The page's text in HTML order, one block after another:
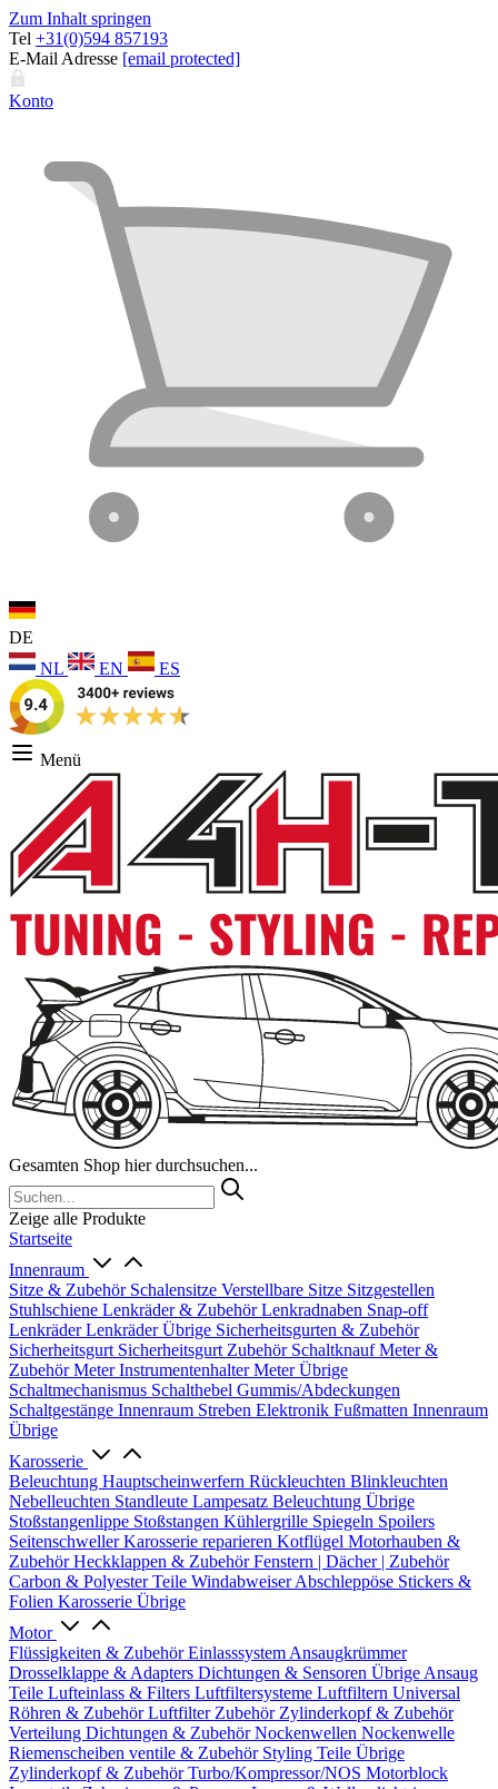
Zum Inhalt springen
Tel +31(0)594 857193
E-Mail Adresse [email protected]
Konto
DE
NL
EN ES
Menü
Gesamten Shop hier durchsuchen...
Zeige alle Produkte
Startseite
Innenraum
Sitze & Zubehör Schalensitze Verstellbare Sitze Sitzgestellen
Stuhlschiene Lenkräder & ZubehörLenkradnaben Snap-off
LenkräderLenkräder Übrige Sicherheitsgurten & Zubehör
Sicherheitsgurt Sicherheitsgurt Zubehör SchaltknaufMeter &
ZubehörMeterInstrumentenhalterMeter Übrige
Schaltmechanismus Schalthebel Gummis/Abdeckungen
Schaltgestänge Innenraum Streben Elektronik Fußmatten Innenraum
Übrige
Karosserie
Beleuchtung Hauptscheinwerfern Rückleuchten Blinkleuchten
Nebelleuchten Standleute Lampesatz Beleuchtung Übrige
Stoßstangenlippe Stoßstangen Kühlergrille Spiegeln Spoilers
SeitenschwellerKarosserie reparieren Kotflügel Motorhauben &
ZubehörHeckklappen & ZubehörFenstern | Dächer | Zubehör
Carbon & Polyester Teile WindabweiserAbschleppöse Stickers &
Folien Karosserie Übrige
Motor
Flüssigkeiten & ZubehörEinlasssystem Ansaugkrümmer
Drosselklappe & Adapters Dichtungen & Sensoren Übrige Ansaug
Teile Lufteinlass & Filters Luftfiltersysteme Luftfiltern Universal
Röhren & ZubehörLuftfilter Zubehör Zylinderkopf & Zubehör
Verteilung Dichtungen & ZubehörNockenwellen Nockenwelle
Riemenscheiben ventile & Zubehör Styling Teile Übrige
Zylinderkopf & ZubehörTurbo/Kompressor/NOS Motorblock